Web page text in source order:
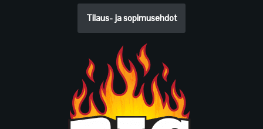
Tilaus- ja sopimusehdot